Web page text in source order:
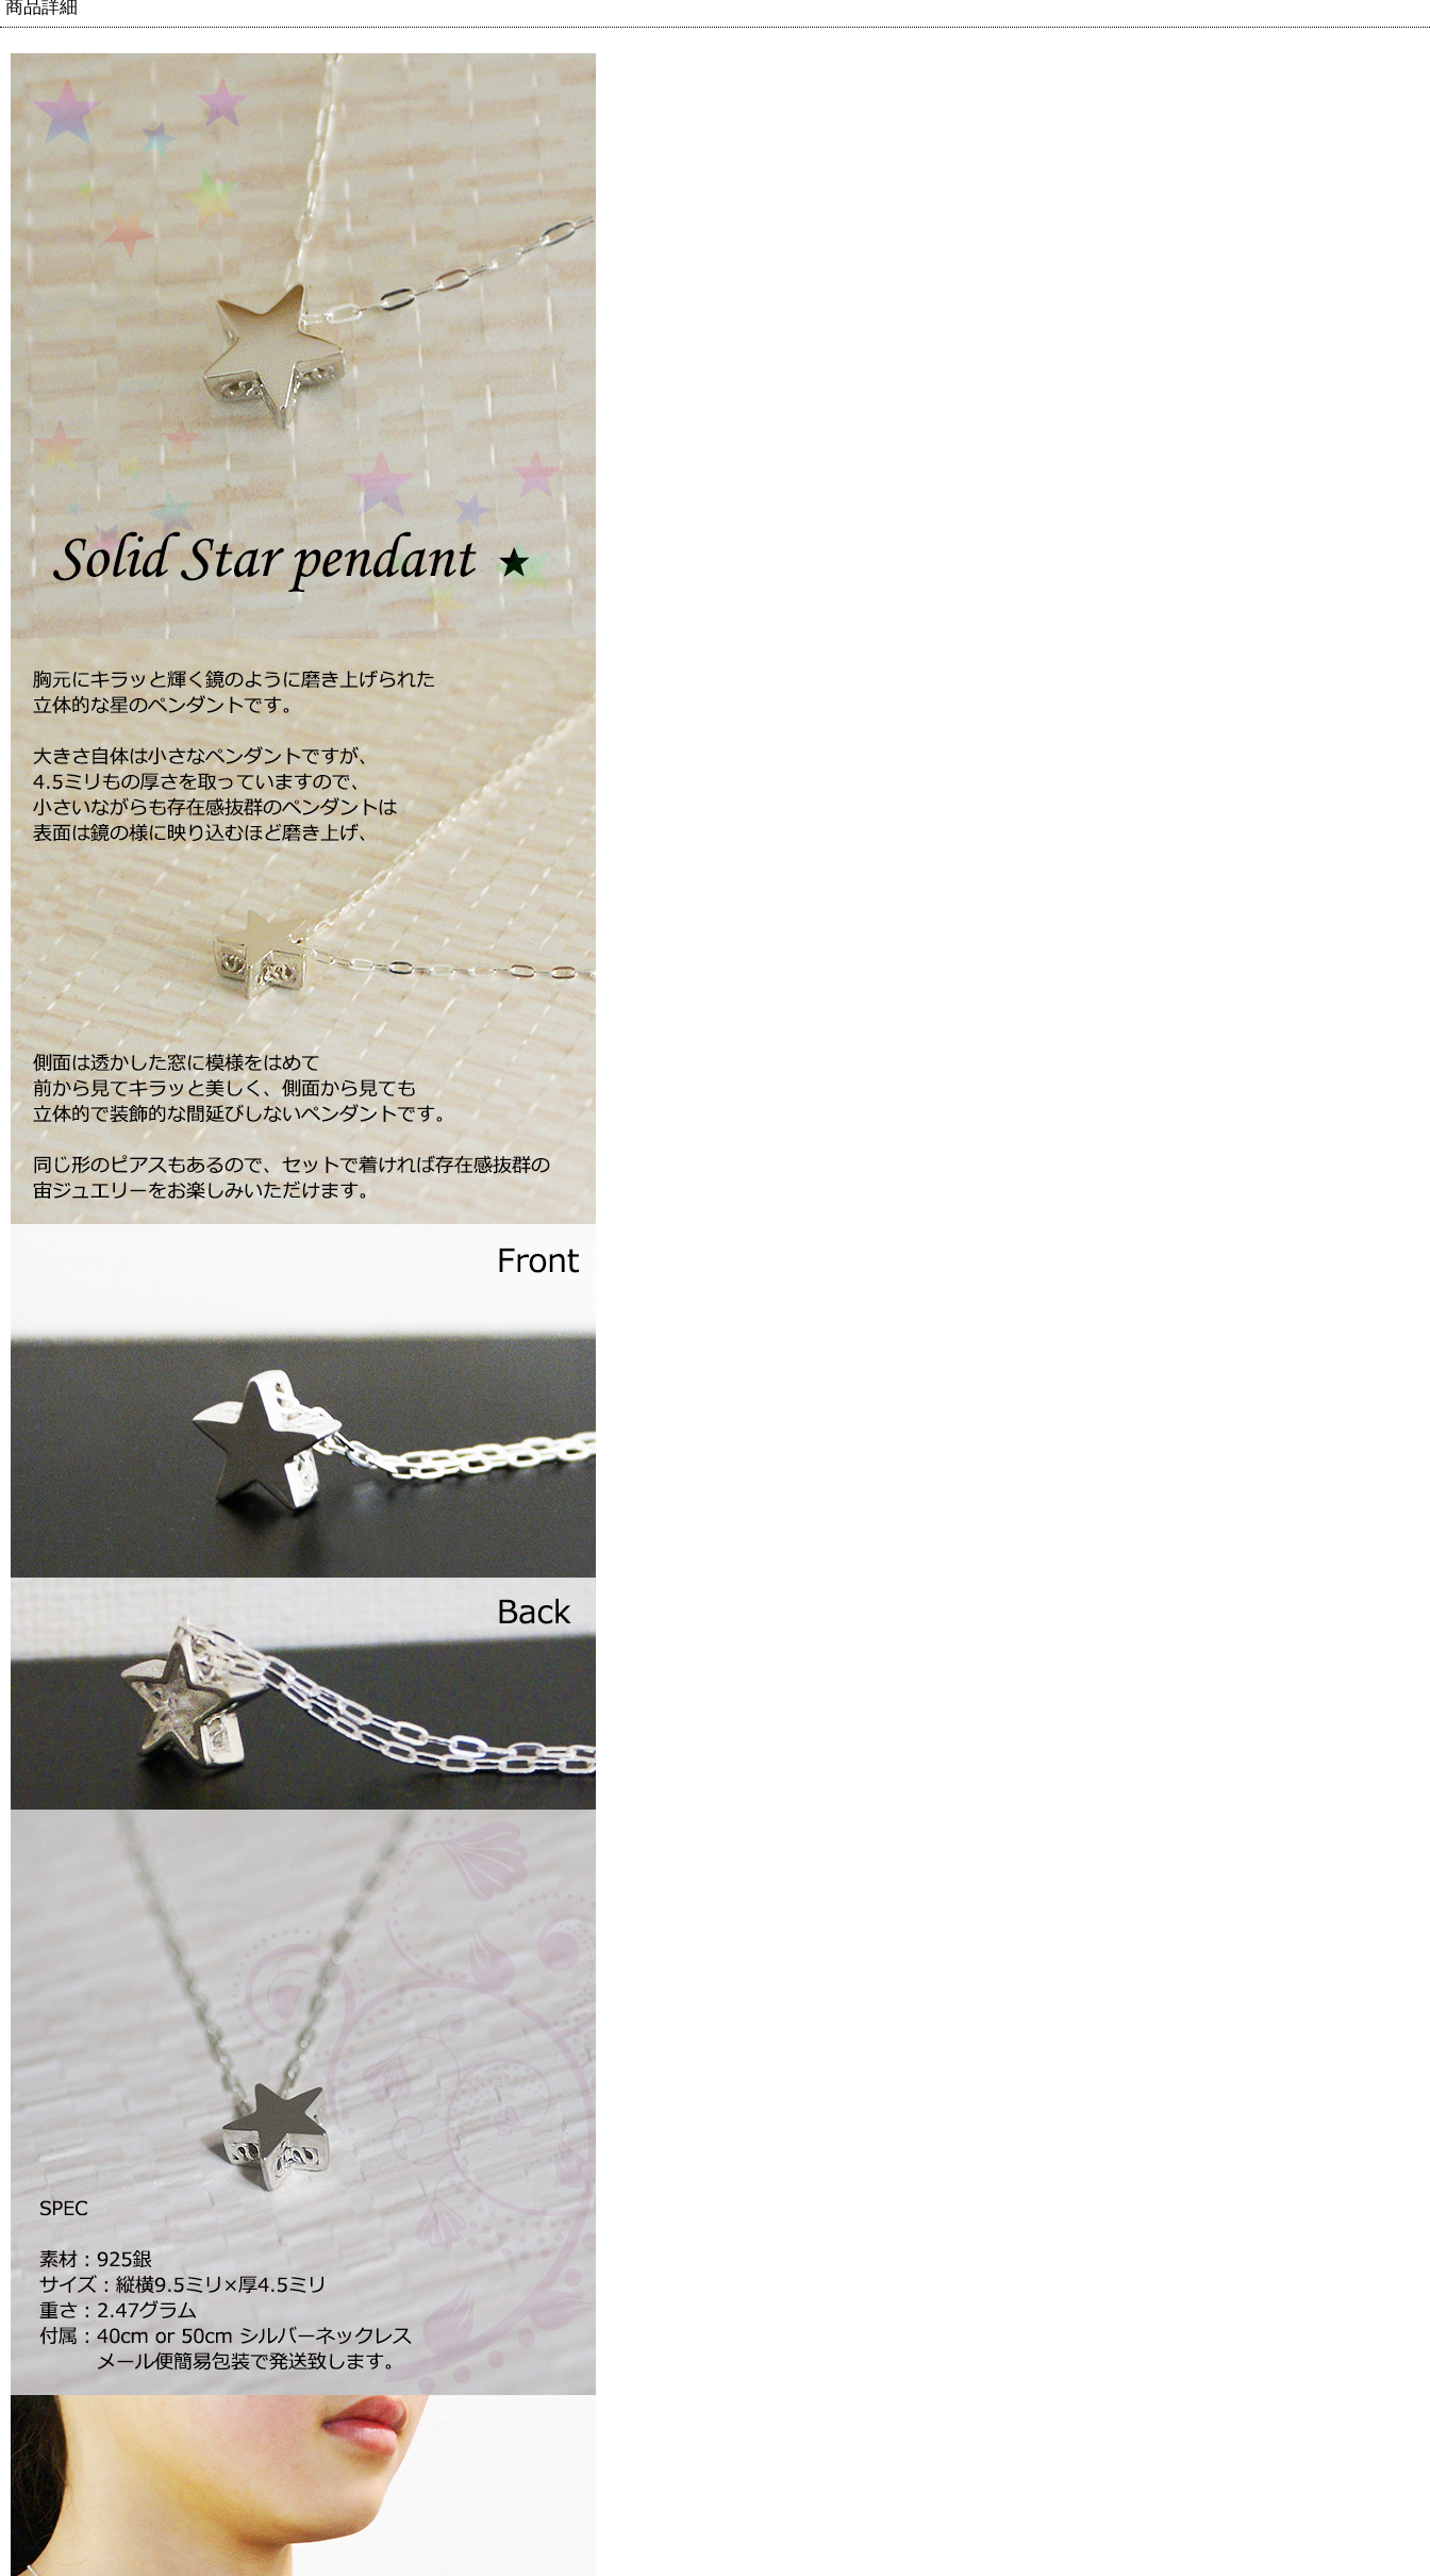
商品詳細